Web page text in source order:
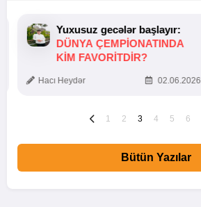
Yuxusuz gecələr başlayır:
DÜNYA ÇEMPIONATINDA
KIM FAVORITDIR?
Hacı Heydər 02.06.2026
1 2 3 4 5 6
Bütün Yazılar